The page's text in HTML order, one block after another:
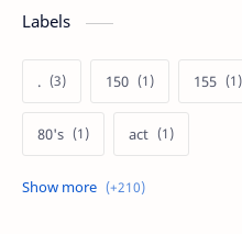
Labels
. 150 155
80's act
afiliasi aku anak